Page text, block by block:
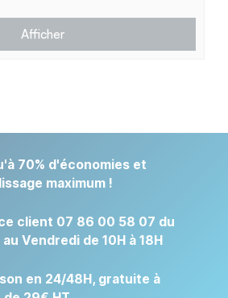
Afficher
70% d'économies et
maximum !
client 07 86 00 58 07 du
au Vendredi de 10H à 18H
en 24/48H, gratuite à